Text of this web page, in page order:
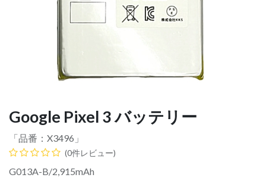
Google Pixel 3 バッテリー
「品番： X3496 」
(0件レビュー)
G013A-B/2,915mAh